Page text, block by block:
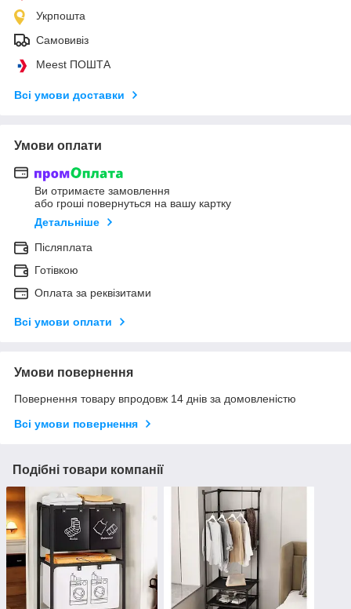
Укрпошта
Самовивіз
Meest ПОШТА
Всі умови доставки
Умови оплати
Ви отримаєте замовлення
або гроші повернуться на вашу картку
Детальніше
Післяплата
Готівкою
Оплата за реквізитами
Всі умови оплати
Умови повернення
Повернення товару впродовж 14 днів за домовленістю
Всі умови повернення
Подібні товари компанії